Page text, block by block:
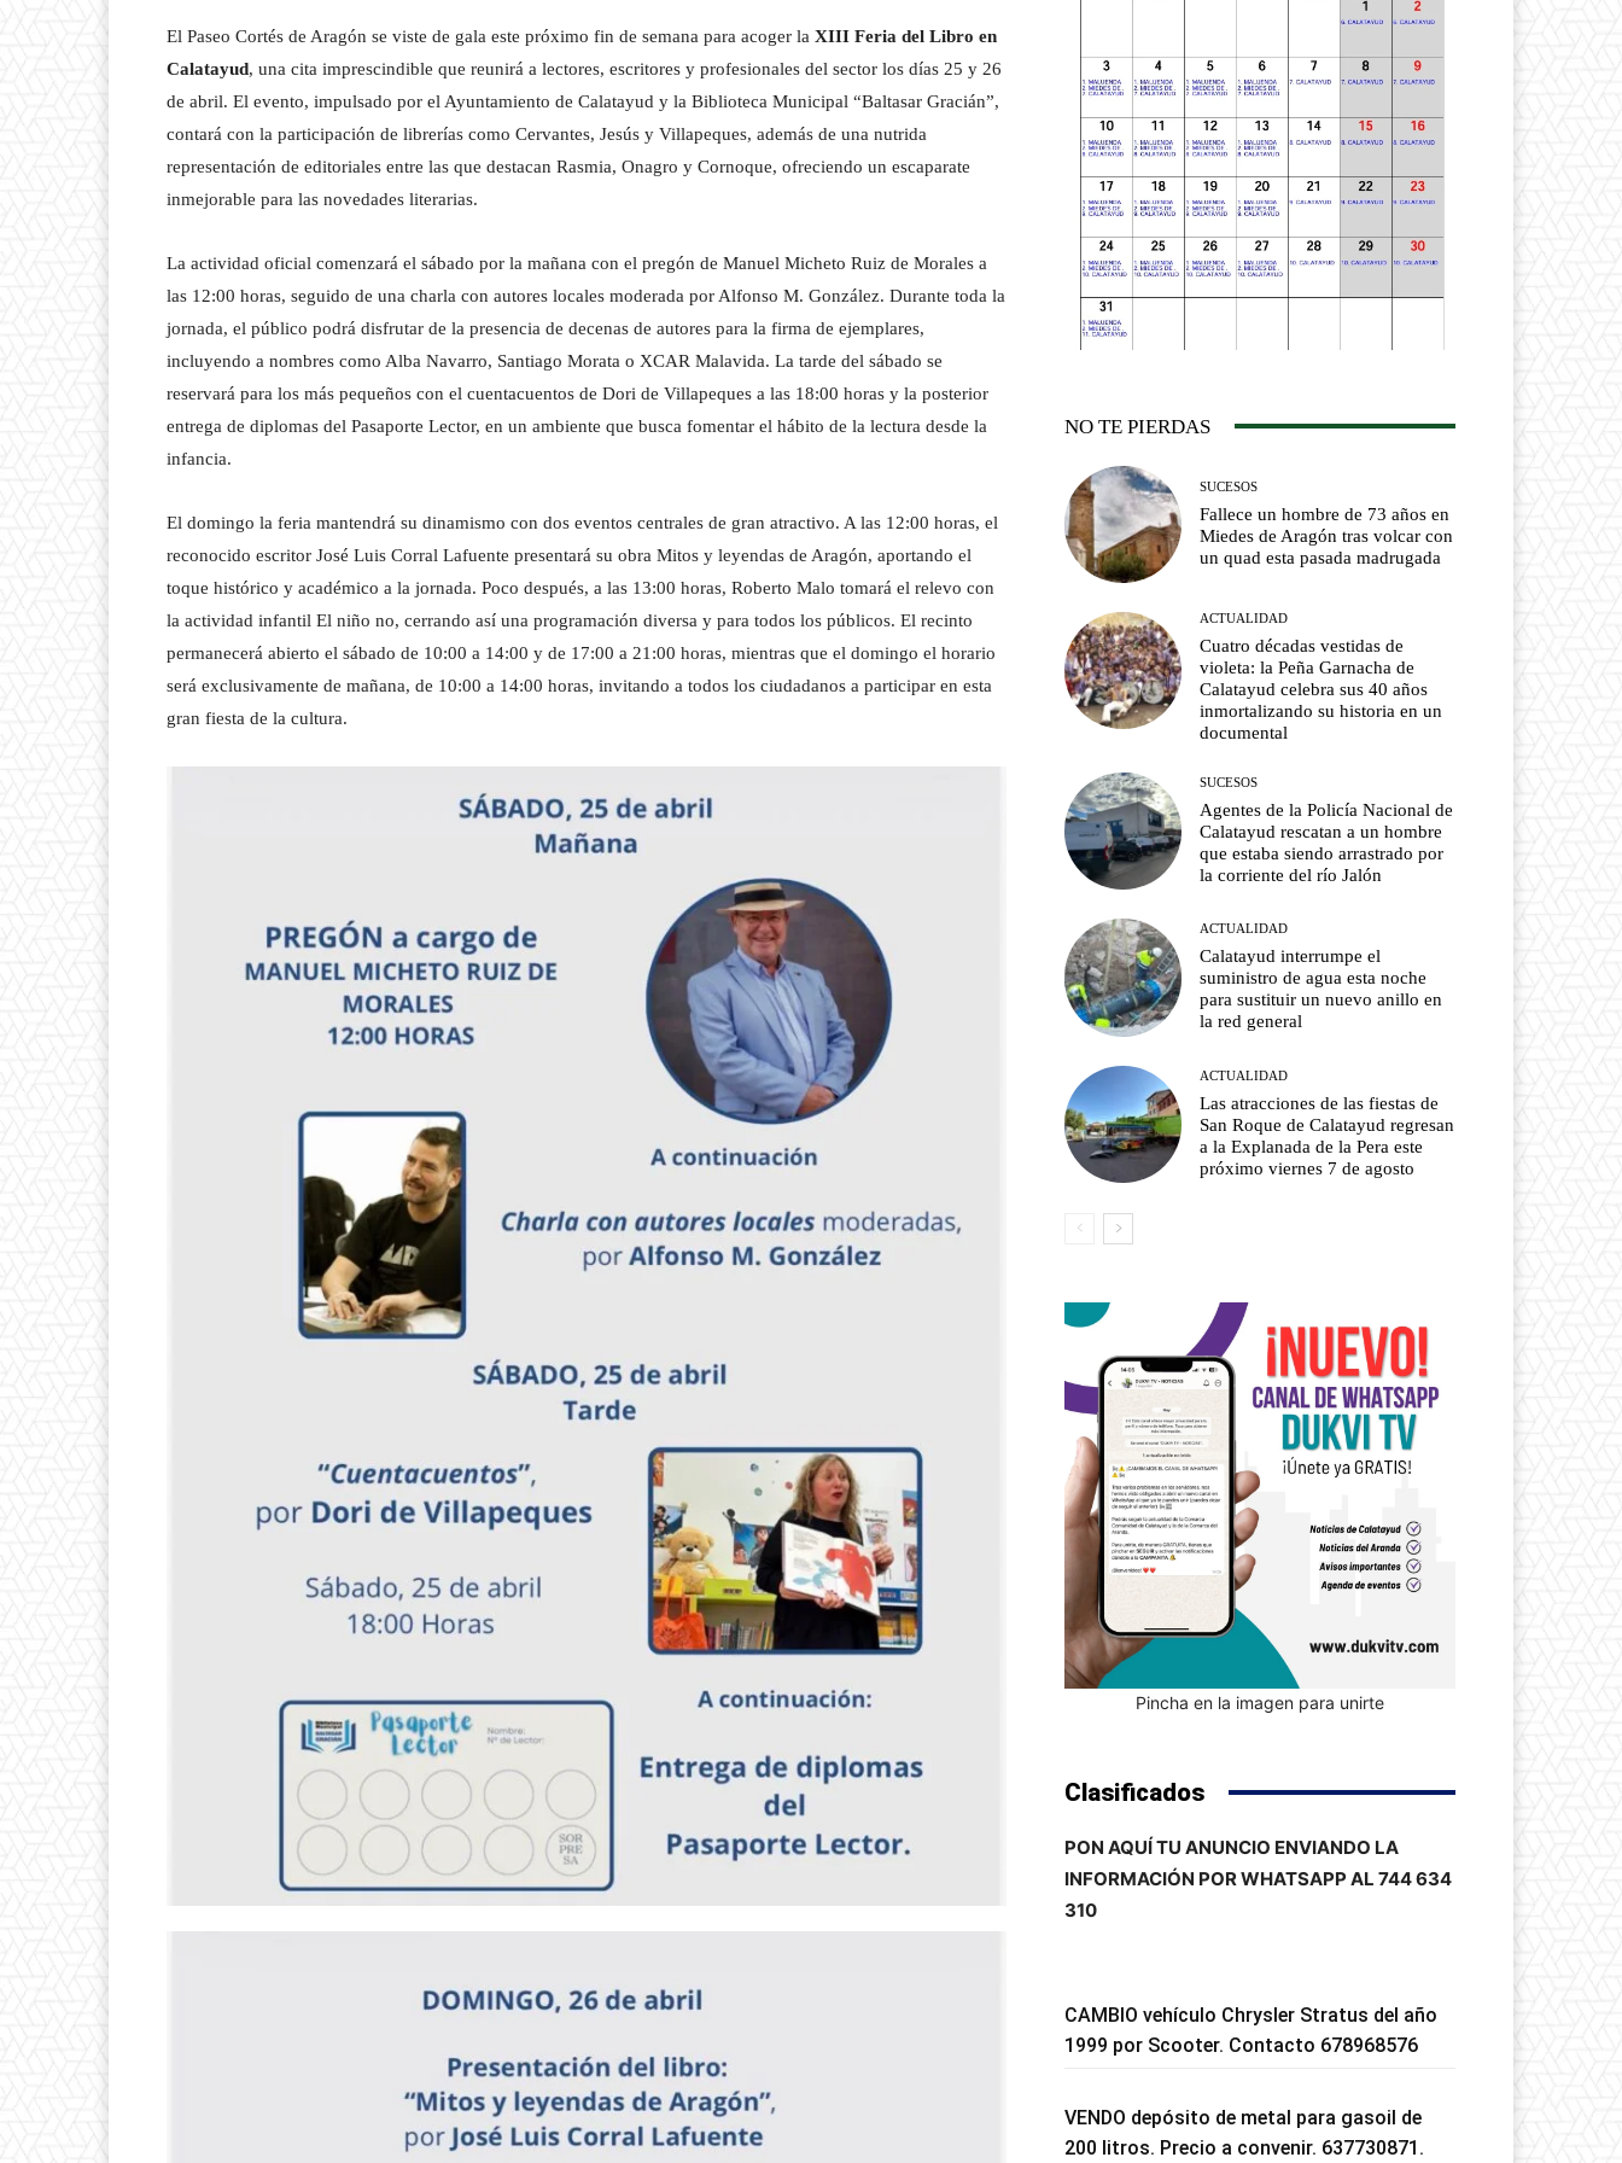
El Paseo Cortés de Aragón se viste de gala este próximo fin de semana para acoger la XIII Feria del Libro en
Calatayud, una cita imprescindible que reunirá a lectores, escritores y profesionales del sector los días 25 y 26
de abril. El evento, impulsado por el Ayuntamiento de Calatayud y la Biblioteca Municipal “Baltasar Gracián”,
contará con la participación de librerías como Cervantes, Jesús y Villapeques, además de una nutrida
representación de editoriales entre las que destacan Rasmia, Onagro y Cornoque, ofreciendo un escaparate
inmejorable para las novedades literarias.
La actividad oficial comenzará el sábado por la mañana con el pregón de Manuel Micheto Ruiz de Morales a
las 12:00 horas, seguido de una charla con autores locales moderada por Alfonso M. González. Durante toda la
jornada, el público podrá disfrutar de la presencia de decenas de autores para la firma de ejemplares,
incluyendo a nombres como Alba Navarro, Santiago Morata o XCAR Malavida. La tarde del sábado se
reservará para los más pequeños con el cuentacuentos de Dori de Villapeques a las 18:00 horas y la posterior
entrega de diplomas del Pasaporte Lector, en un ambiente que busca fomentar el hábito de la lectura desde la
infancia.
El domingo la feria mantendrá su dinamismo con dos eventos centrales de gran atractivo. A las 12:00 horas, el
reconocido escritor José Luis Corral Lafuente presentará su obra Mitos y leyendas de Aragón, aportando el
toque histórico y académico a la jornada. Poco después, a las 13:00 horas, Roberto Malo tomará el relevo con
la actividad infantil El niño no, cerrando así una programación diversa y para todos los públicos. El recinto
permanecerá abierto el sábado de 10:00 a 14:00 y de 17:00 a 21:00 horas, mientras que el domingo el horario
será exclusivamente de mañana, de 10:00 a 14:00 horas, invitando a todos los ciudadanos a participar en esta
gran fiesta de la cultura.
NO TE PIERDAS
SUCESOS
Fallece un hombre de 73 años en
Miedes de Aragón tras volcar con
un quad esta pasada madrugada
ACTUALIDAD
Cuatro décadas vestidas de
violeta: la Peña Garnacha de
Calatayud celebra sus 40 años
inmortalizando su historia en un
documental
SUCESOS
Agentes de la Policía Nacional de
Calatayud rescatan a un hombre
que estaba siendo arrastrado por
la corriente del río Jalón
ACTUALIDAD
Calatayud interrumpe el
suministro de agua esta noche
para sustituir un nuevo anillo en
la red general
ACTUALIDAD
Las atracciones de las fiestas de
San Roque de Calatayud regresan
a la Explanada de la Pera este
próximo viernes 7 de agosto
Pincha en la imagen para unirte
Clasificados
PON AQUÍ TU ANUNCIO ENVIANDO LA
INFORMACIÓN POR WHATSAPP AL 744 634
310
CAMBIO vehículo Chrysler Stratus del año
1999 por Scooter. Contacto 678968576
VENDO depósito de metal para gasoil de
200 litros. Precio a convenir. 637730871.